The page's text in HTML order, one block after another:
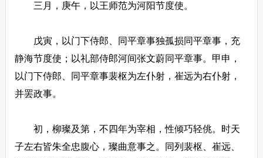
三月，庚午，以王师范为河阳节度使。
戊寅，以门下侍郎、同平章事独孤损同平章事，充
静海节度使；以礼部侍郎河间张文蔚同平章事。甲申，
以门下侍郎、同平章事裴枢为左仆射，崔远为右仆射，
并罢政事。
初，柳璨及第，不四年为宰相，性倾巧轻佻。时天
子左右皆朱全忠腹心，璨曲意事之。同列裴枢、崔远、